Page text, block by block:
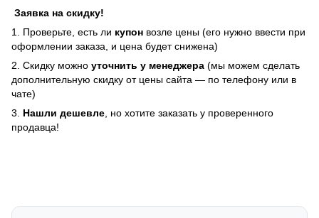
Заявка на скидку!
1. Проверьте, есть ли купон возле цены (его нужно ввести при
оформлении заказа, и цена будет снижена)
2. Скидку можно уточнить у менеджера (мы можем сделать
дополнительную скидку от цены сайта — по телефону или в
чате)
3. Нашли дешевле , но хотите заказать у проверенного
продавца!